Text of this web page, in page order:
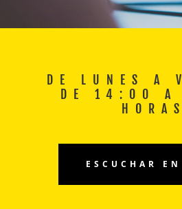
DE LUNES A
DE 14:00 A
HORAS
ESCUCHAR